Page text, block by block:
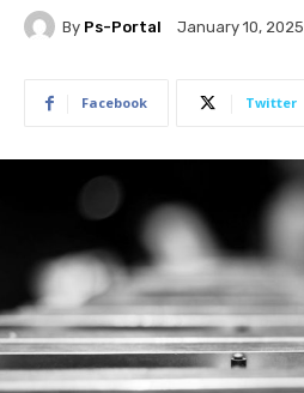
By Ps-Portal January 10, 2025
Facebook Twitter